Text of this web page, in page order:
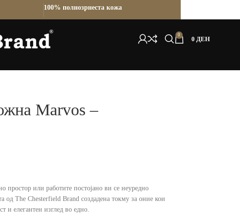
0
0 ДЕН
Marvos –
простор или работите постојано ви се неуредно
од The Chesterfield Brand создадена токму за оние кои
и елегантен изглед во едно.
100% полнозрнеста кожа